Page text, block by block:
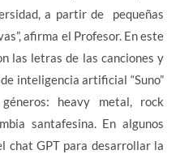
a partir de pequeñas
afirma el Profesor. En este
las letras de las canciones y
inteligencia artificial “Suno”
heavy metal, rock
santafesina. En algunos
chat GPT para desarrollar la